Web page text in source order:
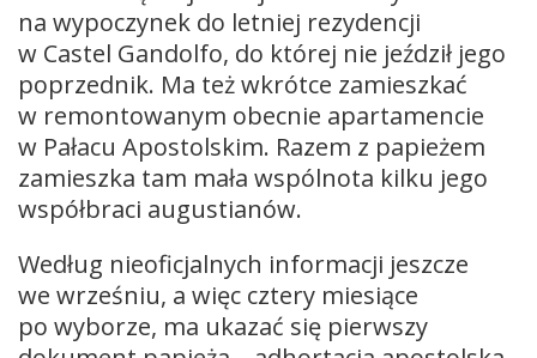
na wypoczynek do letniej rezydencji
w Castel Gandolfo, do której nie jeździł jego
poprzednik. Ma też wkrótce zamieszkać
w remontowanym obecnie apartamencie
w Pałacu Apostolskim. Razem z papieżem
zamieszka tam mała wspólnota kilku jego
współbraci augustianów.
Według nieoficjalnych informacji jeszcze
we wrześniu, a więc cztery miesiące
po wyborze, ma ukazać się pierwszy